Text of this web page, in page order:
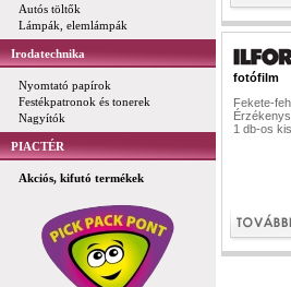
Autós töltők
Lámpák, elemlámpák
Irodatechnika
Nyomtató papírok
Festékpatronok és tonerek
Nagyítók
PIACTÉR
Akciós, kifutó termékek
fotófilm
Fekete-
1 db-os